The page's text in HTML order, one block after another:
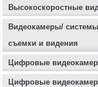
Высокоскоростные
Видеокамеры/
съемки и видения
Цифровые
Цифровые